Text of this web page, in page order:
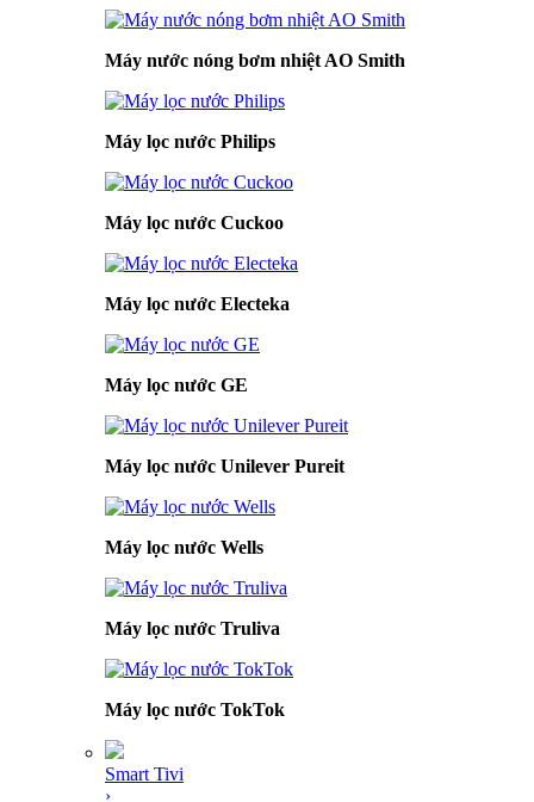
Máy nước nóng bơm nhiệt AO Smith
Máy lọc nước Philips
Máy lọc nước Cuckoo
Máy lọc nước Electeka
Máy lọc nước GE
Máy lọc nước Unilever Pureit
Máy lọc nước Wells
Máy lọc nước Truliva
Máy lọc nước TokTok
Smart Tivi
›